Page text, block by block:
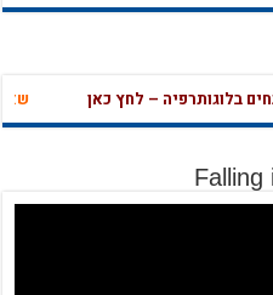
בלוגותרפיה – לחץ כאן
Falling